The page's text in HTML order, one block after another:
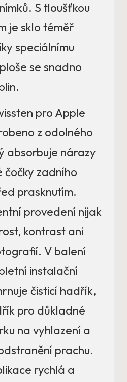
S tloušťkou
je sklo téměř
speciálnímu
se snadno
pro Apple
z odolného
absorbuje nárazy
čočky zadního
prasknutím.
provedení nijak
kontrast ani
V balení
instalační
čisticí hadřík,
pro důkladné
na vyhlazení a
prachu.
rychlá a